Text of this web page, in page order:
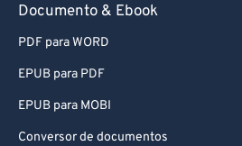
Documento & Ebook
PDF para WORD
EPUB para PDF
EPUB para MOBI
Conversor de documentos